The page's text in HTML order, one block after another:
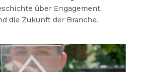
über Engagement,
die Zukunft der Branche.